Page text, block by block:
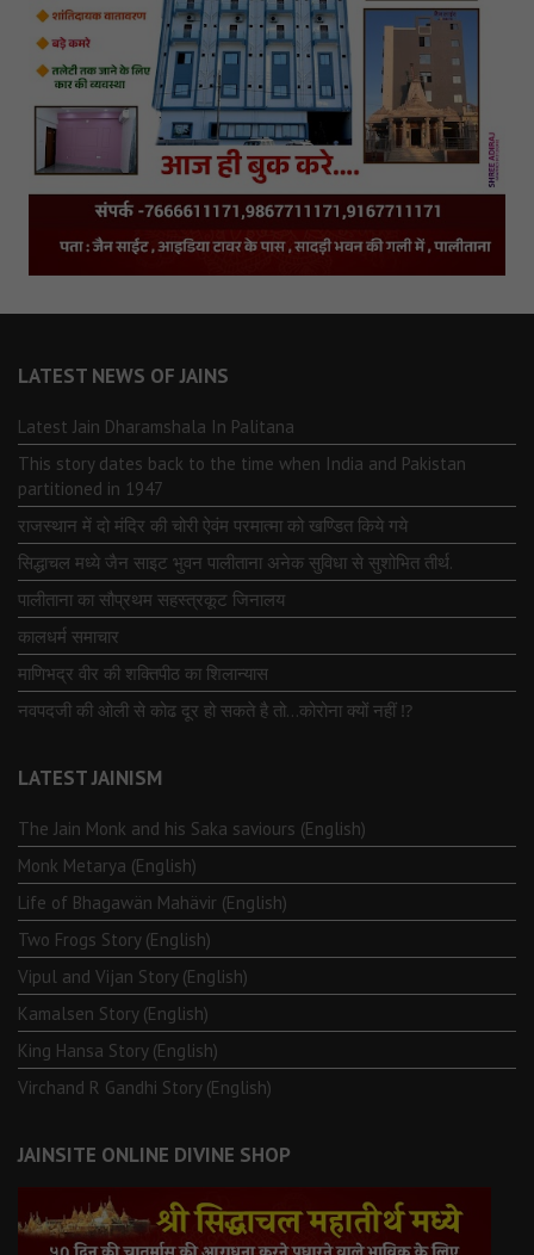
LATEST NEWS OF JAINS
Latest Jain Dharamshala In Palitana
This story dates back to the time when India and Pakistan
partitioned in 1947
राजस्थान में दो मंदिर की चोरी ऐवंम परमात्मा को खण्डित किये गये
सिद्धाचल मध्ये जैन साइट भुवन पालीताना अनेक सुविधा से सुशोभित तीर्थ.
पालीताना का सौप्रथम सहस्त्रकूट जिनालय
कालधर्म समाचार
माणिभद्र वीर की शक्तिपीठ का शिलान्यास
नवपदजी की ओली से कोढ दूर हो सकते है तो…कोरोना क्यों नहीं ⁉️
LATEST JAINISM
The Jain Monk and his Saka saviours (English)
Monk Metarya (English)
Life of Bhagawän Mahävir (English)
Two Frogs Story (English)
Vipul and Vijan Story (English)
Kamalsen Story (English)
King Hansa Story (English)
Virchand R Gandhi Story (English)
JAINSITE ONLINE DIVINE SHOP